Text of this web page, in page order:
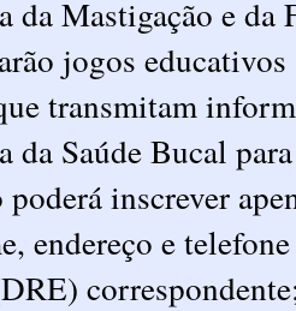
Mastigação e da
jogos
transmitam
da Saúde Bucal
inscrever
endereço e